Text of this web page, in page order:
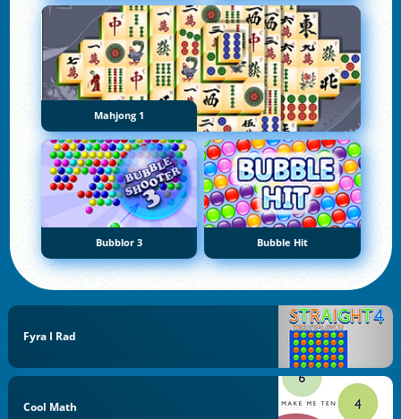
Mahjong 1
Bubblor 3 Bubble Hit
Fyra I Rad
Cool Math